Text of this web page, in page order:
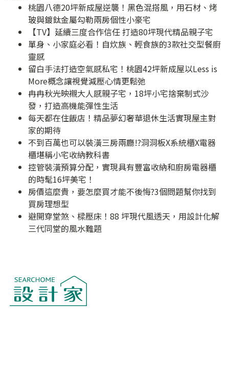
桃園八德20坪新成屋逆襲！黑色混搭風，用石材、烤
玻與鍍鈦金屬勾勒兩房個性小豪宅
【TV】延續三度合作信任 打造80坪現代精品親子宅
單身、小家庭必看！自炊族、輕食族的3款社交型餐廚
靈感
留白手法打造空氣感私宅！桃園42坪新成屋以Less is
More概念讓視覺減壓心情更鬆弛
冉冉秋光映襯大人感親子宅，18坪小宅捨棄制式沙
發，打造高機能彈性生活
每天都在住飯店！精品夢幻奢華退休生活實現屋主對
家的期待
不到百萬也可以裝潢三房兩廳!?洞洞板X系統櫃X電器
櫃堪稱小宅收納教科書
控管裝潢預算分配，實現具有豐富收納和廚房電器櫃
的時髦16坪美宅！
房價這麼貴，要怎麼買才能不後悔?3個問題幫你找到
買房理想型
避開穿堂煞、樑壓床！88 坪現代風透天，用設計化解
三代同堂的風水難題